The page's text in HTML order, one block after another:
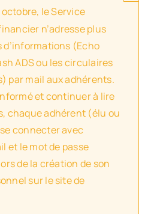
octobre, le Service
n’adresse plus
d’informations (Echo
ADS ou les circulaires
par mail aux adhérents.
et continuer à lire
chaque adhérent (élu ou
connecter avec
et le mot de passe
de la création de son
sur le site de